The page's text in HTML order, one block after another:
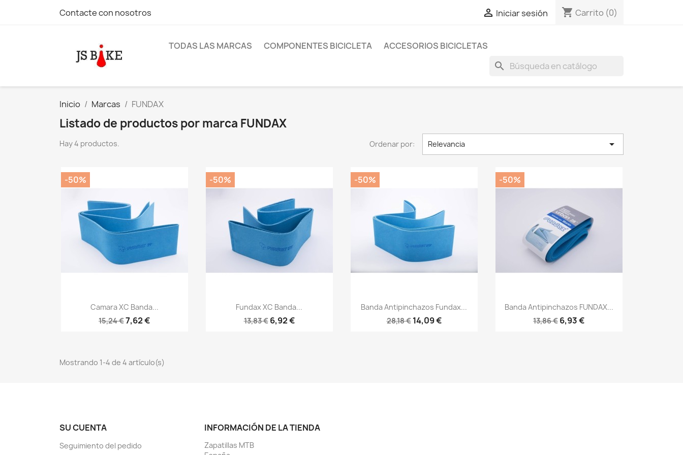
Contacte con nosotros  Iniciar sesión shopping_cart Carrito (0)
TODAS LAS MARCAS COMPONENTES BICICLETA ACCESORIOS BICICLETAS
search
Inicio Marcas FUNDAX
Listado de productos por marca FUNDAX
Hay 4 productos. Ordenar por: Relevancia 
Vista rápida
Camara XC Banda...
15,24 €7,62 €
-50%
Vista rápida
Fundax XC Banda...
13,83 € 6,92 €
-50%
Vista rápida
Banda Antipinchazos Fundax...
28,18 € 14,09 €
-50%
Vista rápida
Banda Antipinchazos FUNDAX...
13,86 € 6,93 €
-50%
Mostrando 1-4 de 4 artículo(s)
SU CUENTA
Seguimiento del pedido
INFORMACIÓN DE LA TIENDA
Zapatillas MTB